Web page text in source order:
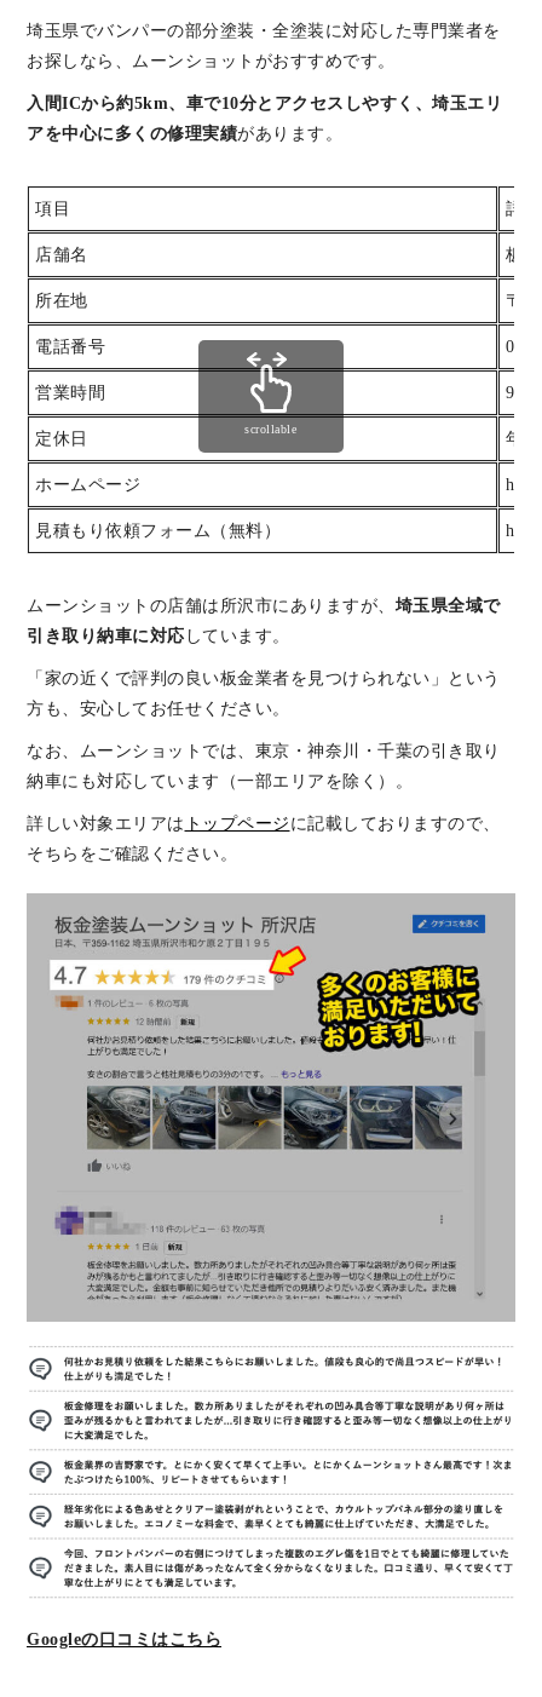
埼玉県でバンパーの部分塗装・全塗装に対応した専門業者を
お探しなら、ムーンショットがおすすめです。
入間ICから約5km、車で10分とアクセスしやすく、埼玉エリ
アを中心に多くの修理実績があります。
項目 詳細
店舗名 板
所在地 〒
電話番号
営業時間 9:00
定休日 年
ホームページ
見積もり依頼フォーム（無料）
scrollable
ムーンショットの店舗は所沢市にありますが、 埼玉県全域で
引き取り納車に対応 しています。
「家の近くで評判の良い板金業者を見つけられない」という
方も、安心してお任せください。
なお、ムーンショットでは、東京・神奈川・千葉の引き取り
納車にも対応しています（一部エリアを除く）。
詳しい対象エリアは トップページ に記載しておりますので、
そちらをご確認ください。
Googleの口コミはこちら